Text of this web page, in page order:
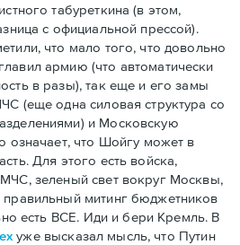
табуреткина (в этом,
с официальной прессой).
что мало того, что довольно
армию (что автоматически
в разы), так еще и его замы
(еще одна силовая структура со
и Московскую
означает, что Шойгу может в
Для этого есть войска,
зеленый свет вокруг Москвы,
митинг бюджетников
есть ВСЕ. Иди и бери Кремль. В
уже высказал мысль, что Путин